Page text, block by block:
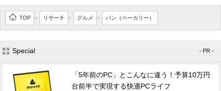
TOP > リサーチ > グルメ > パン（ベーカリー）
Special - PR -
「5年前のPC」とこんなに違う！予算10万円
台前半で実現する快適PCライフ